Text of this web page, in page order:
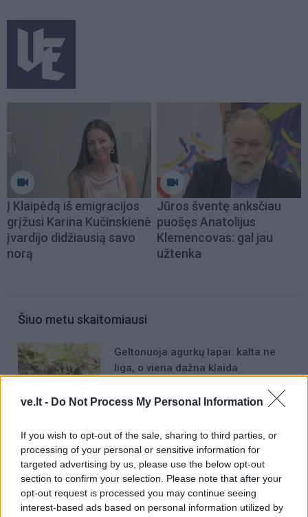
ve.lt - Do Not Process My Personal Information
If you wish to opt-out of the sale, sharing to third parties, or
processing of your personal or sensitive information for
targeted advertising by us, please use the below opt-out
section to confirm your selection. Please note that after your
opt-out request is processed you may continue seeing
interest-based ads based on personal information utilized by
Į Klaipėdą iš emigracijos
grįžusi Karina Kučinskienė
įvardijo didžiausią savo
norą
Jūros šventę anksčiau
puošęs Anatolijus
Klemencovas: gal jau
užtenka
Šiuo metu skaitomiausi
Geltonuoja agurkų lapai: kalta ne
liga, o viena dažna klaida
Magnetinė audra rugpjūčio 8 dieną:
Rekordiškai nusekęs Dunojus
atidengė II pasaulinio karo laikų
radinius